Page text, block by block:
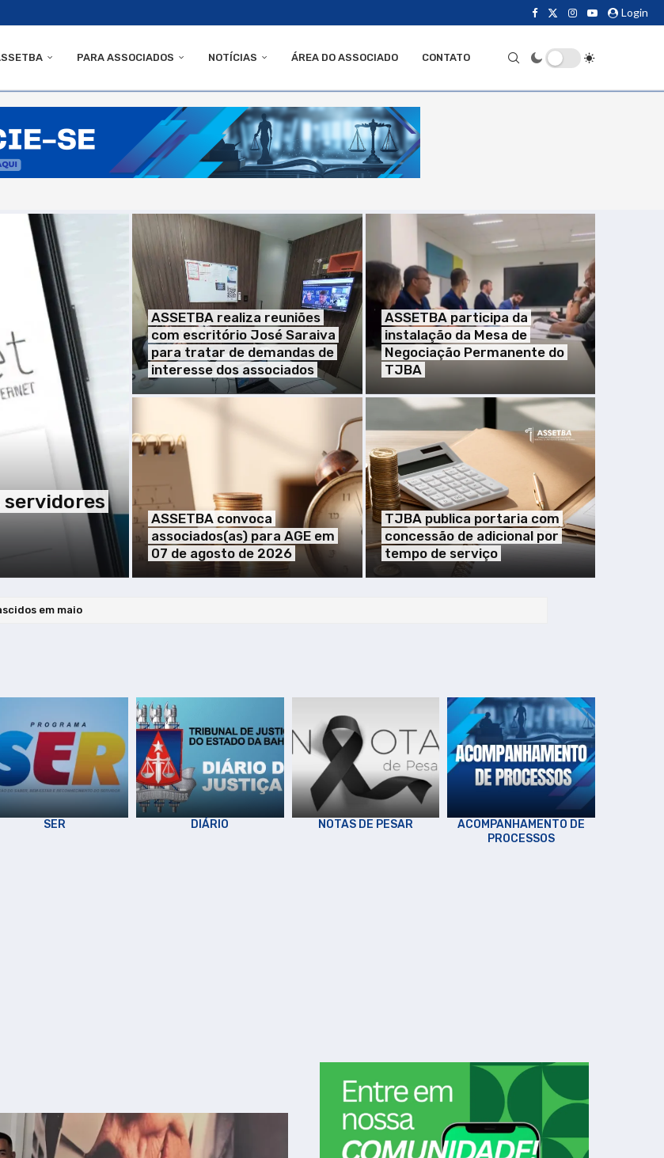
Login
PARA ASSOCIADOS NOTÍCIAS ÁREA DO ASSOCIADO CONTATO
ASSETBA realiza reuniões
com escritório José Saraiva
para tratar de demandas de
interesse dos associados
ASSETBA participa da
instalação da Mesa de
Negociação Permanente do
TJBA
ASSETBA convoca
associados(as) para AGE em
07 de agosto de 2026
TJBA publica portaria com
concessão de adicional por
tempo de serviço
do uso de máscaras com ressalvas
SER DIÁRIO NOTAS DE PESAR
ACOMPANHAMENTO DE
PROCESSOS